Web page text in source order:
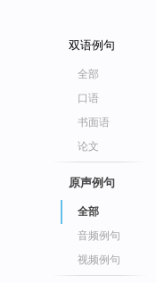
双语例句
全部
口语
书面语
论文
原声例句
全部
音频例句
视频例句